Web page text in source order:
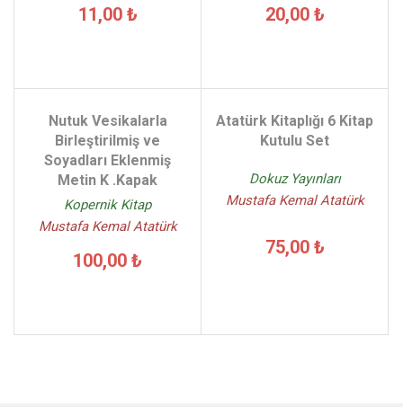
11,00 ₺ 20,00 ₺
Nutuk Vesikalarla
Birleştirilmiş ve
Soyadları Eklenmiş
Metin K .Kapak
Kopernik Kitap
Mustafa Kemal Atatürk
100,00 ₺
Atatürk Kitaplığı 6 Kitap
Kutulu Set
Dokuz Yayınları
Mustafa Kemal Atatürk
75,00 ₺